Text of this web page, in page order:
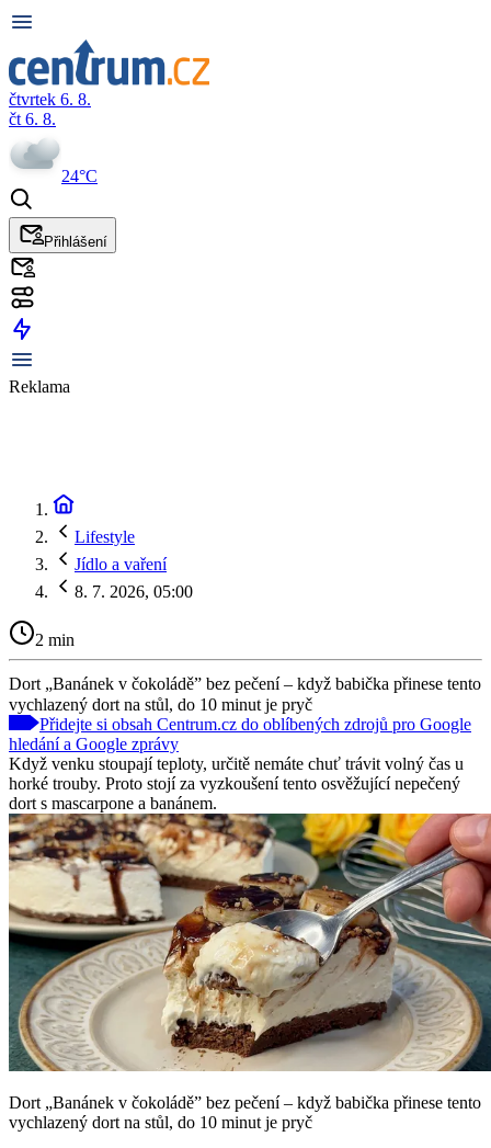
čtvrtek 6. 8.
čt 6. 8.
24°C
Přihlášení
Reklama
Lifestyle
Jídlo a vaření
8. 7. 2026, 05:00
2 min
Dort „Banánek v čokoládě” bez pečení – když babička přinese tento
vychlazený dort na stůl, do 10 minut je pryč
Přidejte si obsah Centrum.cz do oblíbených zdrojů pro Google
hledání a Google zprávy
Když venku stoupají teploty, určitě nemáte chuť trávit volný čas u
horké trouby. Proto stojí za vyzkoušení tento osvěžující nepečený
dort s mascarpone a banánem.
Dort „Banánek v čokoládě” bez pečení – když babička přinese tento
vychlazený dort na stůl, do 10 minut je pryč